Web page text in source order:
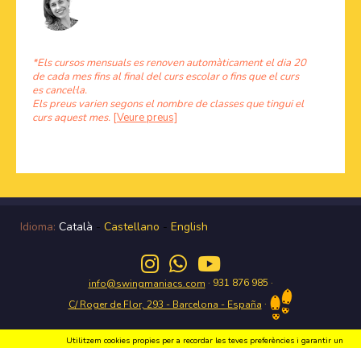
*Els cursos mensuals es renoven automàticament el dia 20
de cada mes fins al final del curs escolar o fins que el curs
es cancel·la.
Els preus varien segons el nombre de classes que tingui el
curs aquest mes. [Veure preus]
Idioma: Català - Castellano - English
info@swingmaniacs.com · 931 876 985 ·
C/ Roger de Flor, 293 - Barcelona - España ·
Utilitzem cookies propies per a recordar les teves preferències i garantir un